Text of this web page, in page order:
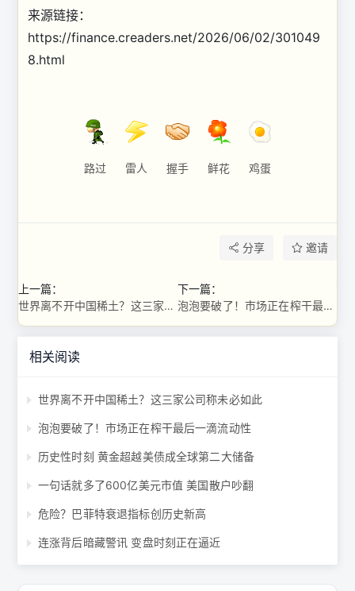
来源链接：
https://finance.creaders.net/2026/06/02/301049
8.html
路过 雷人 握手 鲜花 鸡蛋
分享 邀请
上一篇：
世界离不开中国稀土？这三家公司称未必如此
下一篇：
泡泡要破了！市场正在榨干最后一滴流动性
相关阅读
世界离不开中国稀土？这三家公司称未必如此
泡泡要破了！市场正在榨干最后一滴流动性
历史性时刻 黄金超越美债成全球第二大储备
一句话就多了600亿美元市值 美国散户吵翻
危险？巴菲特衰退指标创历史新高
连涨背后暗藏警讯 变盘时刻正在逼近